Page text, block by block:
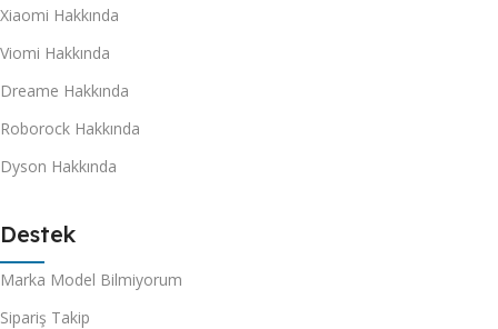
Xiaomi Hakkında
Viomi Hakkında
Dreame Hakkında
Roborock Hakkında
Dyson Hakkında
Destek
Marka Model Bilmiyorum
Sipariş Takip